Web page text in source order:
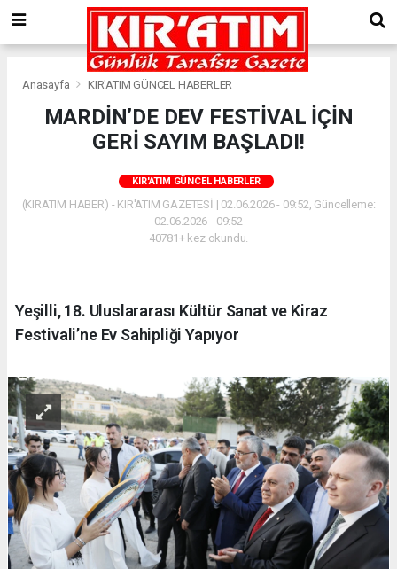
Anasayfa KIR'ATIM GÜNCEL HABERLER
MARDİN’DE DEV FESTİVAL İÇİN
GERİ SAYIM BAŞLADI!
KIR'ATIM GÜNCEL HABERLER
(KIRATIM HABER) - KIR'ATIM GAZETESİ | 02.06.2026 - 09:52, Güncelleme:
02.06.2026 - 09:52
40781+ kez okundu.
Yeşilli, 18. Uluslararası Kültür Sanat ve Kiraz
Festivali’ne Ev Sahipliği Yapıyor